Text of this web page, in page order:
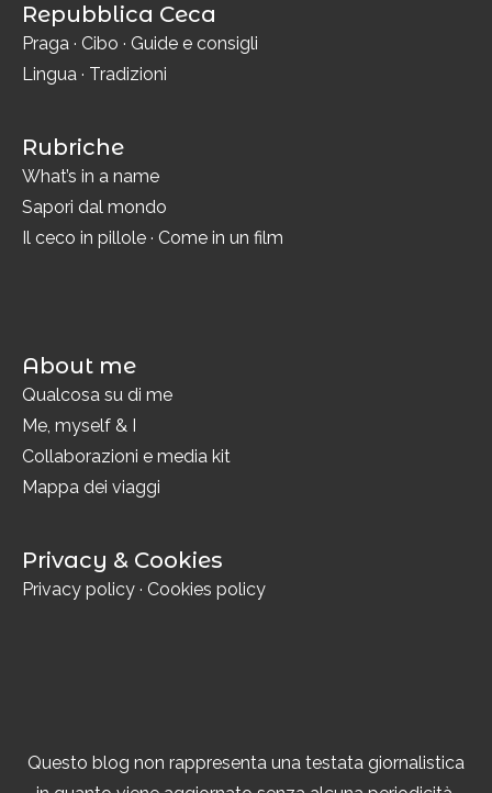
Repubblica Ceca
Praga · Cibo · Guide e consigli
Lingua · Tradizioni
Rubriche
What’s in a name
Sapori dal mondo
Il ceco in pillole · Come in un film
About me
Qualcosa su di me
Me, myself & I
Collaborazioni e media kit
Mappa dei viaggi
Privacy & Cookies
Privacy policy · Cookies policy
Questo blog non rappresenta una testata giornalistica